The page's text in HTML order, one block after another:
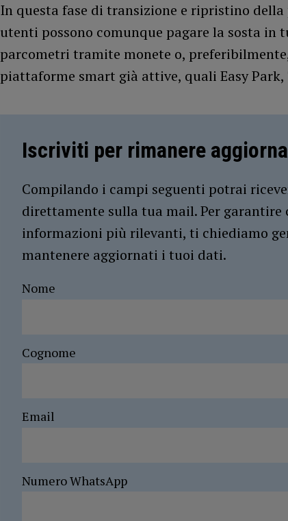
In questa fase di transizione e ripristino
utenti possono comunque pagare la sosta in
parcometri tramite monete o,
piattaforme smart già attive, quali Easy Park,
Iscriviti per rimanere
Compilando i campi seguenti potrai
direttamente sulla tua mail. Per garantire
informazioni più rilevanti, ti chiediamo
mantenere aggiornati i tuoi dati.
Nome
Cognome
Email
Numero WhatsApp